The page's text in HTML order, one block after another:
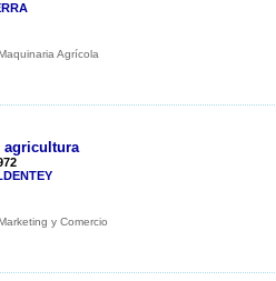
Agrícola
agricultura
y Comercio